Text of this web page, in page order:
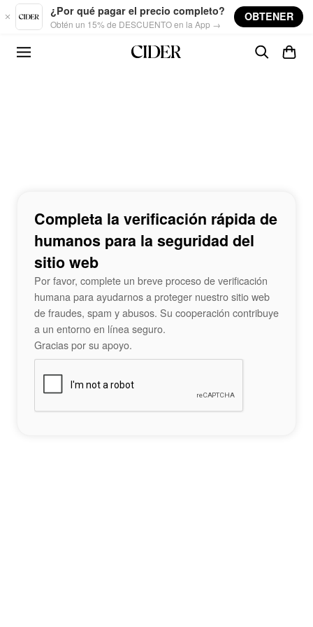
Skip to main content
¿Por qué pagar el precio completo?
Obtén un 15% de DESCUENTO en la App →
OBTENER
Completa la verificación rápida de
humanos para la seguridad del
sitio web
Por favor, complete un breve proceso de verificación
humana para ayudarnos a proteger nuestro sitio web
de fraudes, spam y abusos. Su cooperación contribuye
a un entorno en línea seguro.
Gracias por su apoyo.